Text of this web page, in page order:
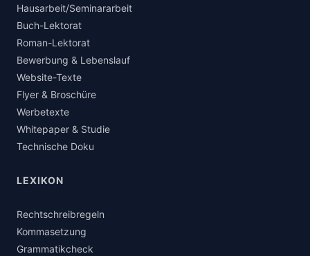
Hausarbeit/Seminararbeit
Buch-Lektorat
Roman-Lektorat
Bewerbung & Lebenslauf
Website-Texte
Flyer & Broschüre
Werbetexte
Whitepaper & Studie
Technische Doku
LEXIKON
Rechtschreibregeln
Kommasetzung
Grammatikcheck